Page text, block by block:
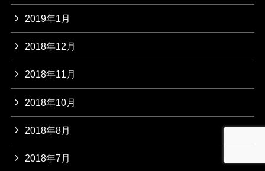
2019年1月
2018年12月
2018年11月
2018年10月
2018年8月
2018年7月